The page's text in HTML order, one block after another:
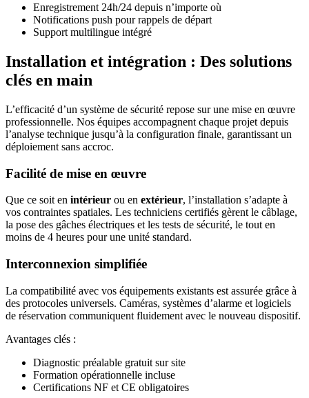
Enregistrement 24h/24 depuis n’importe où
Notifications push pour rappels de départ
Support multilingue intégré
Installation et intégration : Des solutions
clés en main
L’efficacité d’un système de sécurité repose sur une mise en œuvre
professionnelle. Nos équipes accompagnent chaque projet depuis
l’analyse technique jusqu’à la configuration finale, garantissant un
déploiement sans accroc.
Facilité de mise en œuvre
Que ce soit en intérieur ou en extérieur, l’installation s’adapte à
vos contraintes spatiales. Les techniciens certifiés gèrent le câblage,
la pose des gâches électriques et les tests de sécurité, le tout en
moins de 4 heures pour une unité standard.
Interconnexion simplifiée
La compatibilité avec vos équipements existants est assurée grâce à
des protocoles universels. Caméras, systèmes d’alarme et logiciels
de réservation communiquent fluidement avec le nouveau dispositif.
Avantages clés :
Diagnostic préalable gratuit sur site
Formation opérationnelle incluse
Certifications NF et CE obligatoires